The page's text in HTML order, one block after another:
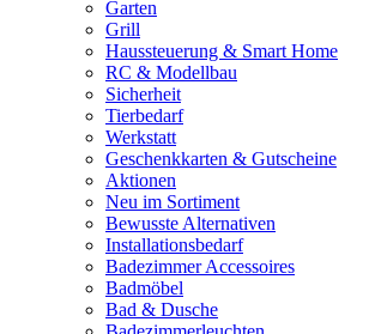
Garten
Grill
Haussteuerung & Smart Home
RC & Modellbau
Sicherheit
Tierbedarf
Werkstatt
Geschenkkarten & Gutscheine
Aktionen
Neu im Sortiment
Bewusste Alternativen
Installationsbedarf
Badezimmer Accessoires
Badmöbel
Bad & Dusche